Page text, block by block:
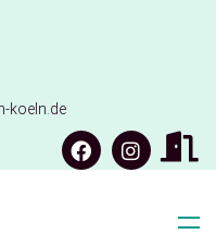
koeln.de